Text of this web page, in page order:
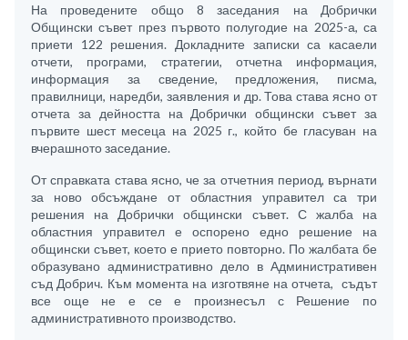
На проведените общо 8 заседания на Добрички
Общински съвет през първото полугодие на 2025-а, са
приети 122 решения. Докладните записки са касаели
отчети, програми, стратегии, отчетна информация,
информация за сведение, предложения, писма,
правилници, наредби, заявления и др. Това става ясно от
отчета за дейността на Добрички общински съвет за
първите шест месеца на 2025 г., който бе гласуван на
вчерашното заседание.
От справката става ясно, че за отчетния период, върнати
за ново обсъждане от областния управител са три
решения на Добрички общински съвет. С жалба на
областния управител е оспорено едно решение на
общински съвет, което е прието повторно. По жалбата бе
образувано административно дело в Административен
съд Добрич. Към момента на изготвяне на отчета, съдът
все още не е се е произнесъл с Решение по
административното производство.